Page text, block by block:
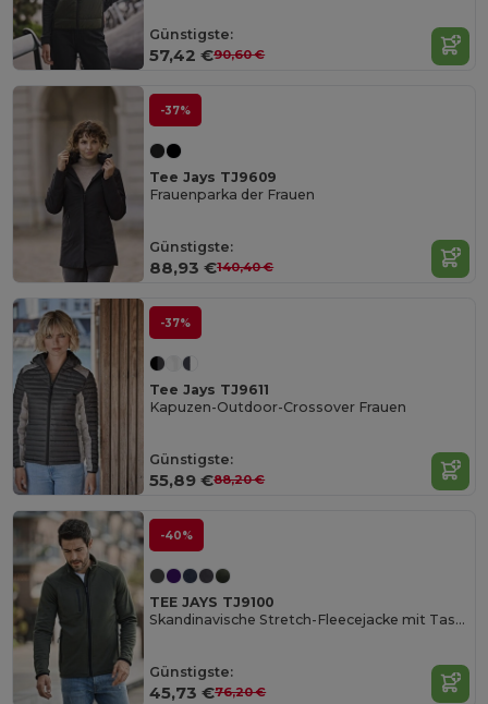
Günstigste:
57,42 €90,60 €
-37%
Tee Jays TJ9609
Frauenparka der Frauen
Günstigste:
88,93 €140,40 €
-37%
Tee Jays TJ9611
Kapuzen-Outdoor-Crossover Frauen
Günstigste:
55,89 €88,20 €
-40%
TEE JAYS TJ9100
Skandinavische Stretch-Fleecejacke mit Taschen
Günstigste:
45,73 €76,20 €